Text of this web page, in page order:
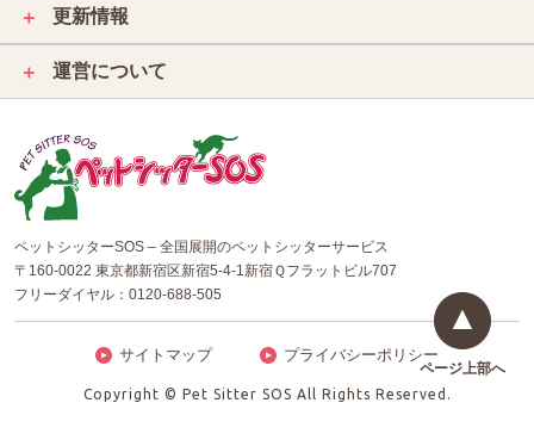
＋ 更新情報
＋ 運営について
ペットシッターSOS – 全国展開のペットシッターサービス
〒160-0022 東京都新宿区新宿5-4-1新宿Ｑフラットビル707
フリーダイヤル： 0120-688-505
サイトマップ プライバシーポリシー
Copyright © Pet Sitter SOS All Rights Reserved.
ページ上部へ